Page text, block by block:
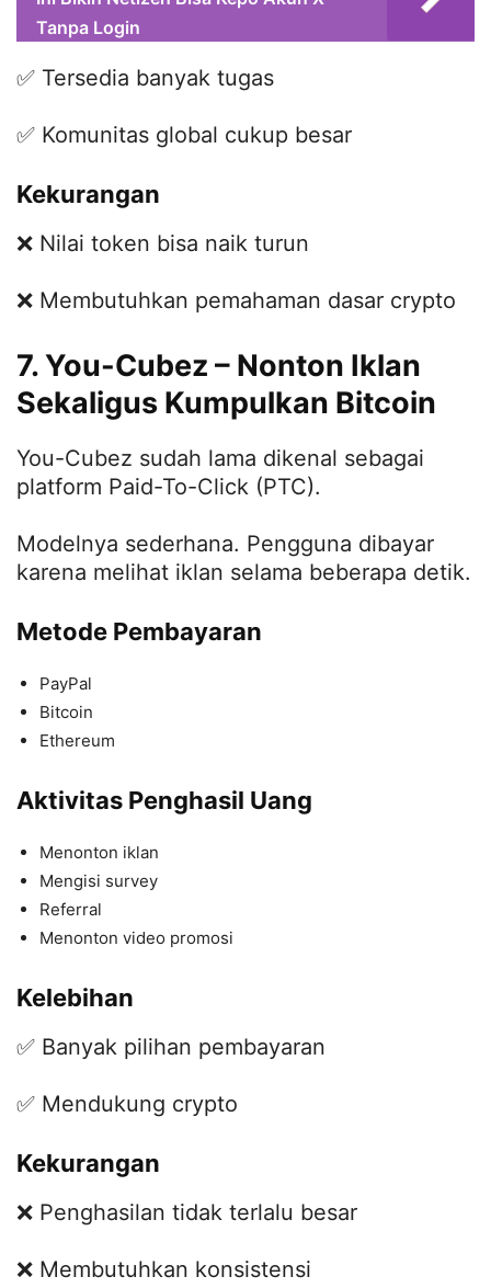
Tanpa Login
✅ Tersedia banyak tugas
✅ Komunitas global cukup besar
Kekurangan
❌ Nilai token bisa naik turun
❌ Membutuhkan pemahaman dasar crypto
7. You-Cubez – Nonton Iklan
Sekaligus Kumpulkan Bitcoin
You-Cubez sudah lama dikenal sebagai
platform Paid-To-Click (PTC).
Modelnya sederhana. Pengguna dibayar
karena melihat iklan selama beberapa detik.
Metode Pembayaran
PayPal
Bitcoin
Ethereum
Aktivitas Penghasil Uang
Menonton iklan
Mengisi survey
Referral
Menonton video promosi
Kelebihan
✅ Banyak pilihan pembayaran
✅ Mendukung crypto
Kekurangan
❌ Penghasilan tidak terlalu besar
❌ Membutuhkan konsistensi